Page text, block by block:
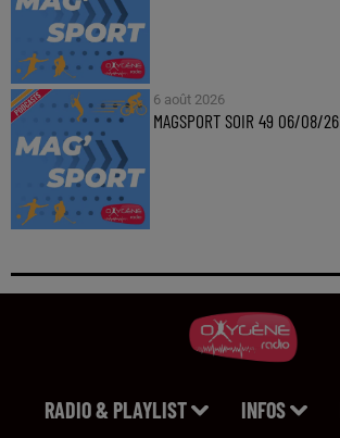
6 août 2026
MAGSPORT SOIR 49 06/08/26
RADIO & PLAYLIST INFOS